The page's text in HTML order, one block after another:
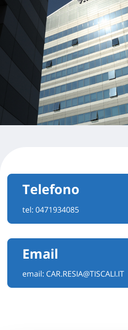
Telefono
tel: 0471934085
Email
email: CAR.RESIA@TISCALI.IT